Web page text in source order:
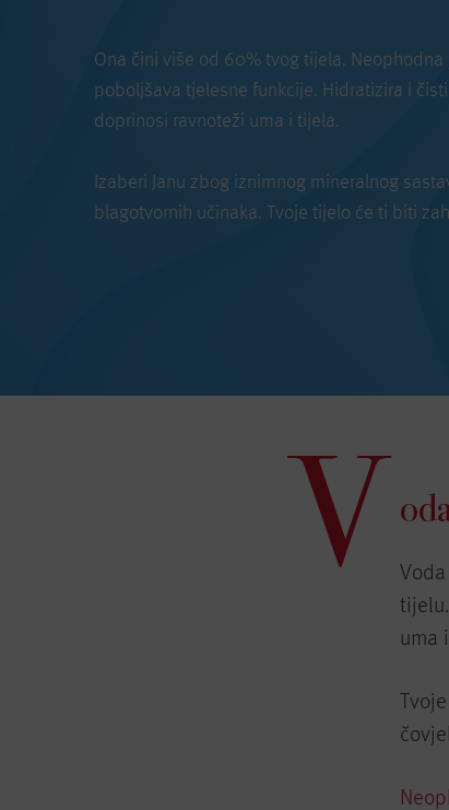
Ona čini više od 60% tvog tijela. Neophodna
poboljšava tjelesne funkcije. Hidratizira i
doprinosi ravnoteži uma i tijela.
Izaberi Janu zbog iznimnog mineralnog
blagotvornih učinaka. Tvoje tijelo će ti biti
V
uma